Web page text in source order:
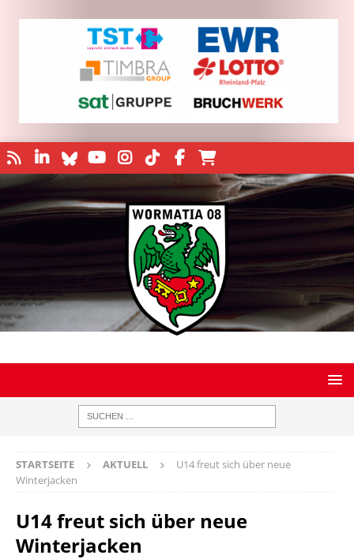
STARTSEITE AKTUELL
U14 freut sich über neue
Winterjacken
U14 freut sich über neue
Winterjacken